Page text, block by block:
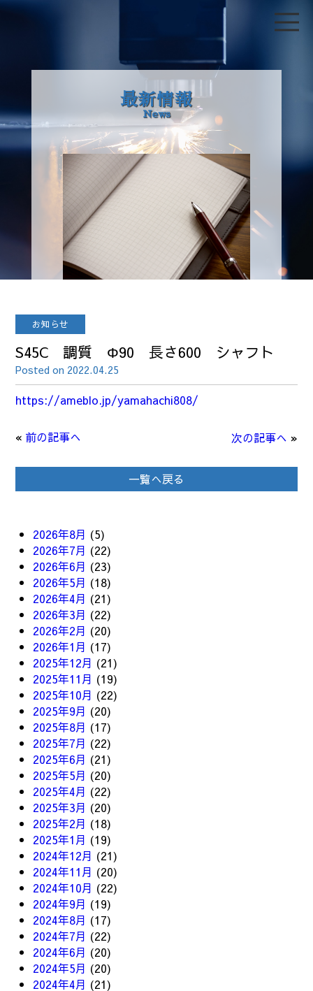
最新情報
News
お知らせ
S45C 調質 Φ90 長さ600 シャフト
Posted on 2022.04.25
https://ameblo.jp/yamahachi808/
« 前の記事へ 次の記事へ »
一覧へ戻る
2026年8月 (5)
2026年7月 (22)
2026年6月 (23)
2026年5月 (18)
2026年4月 (21)
2026年3月 (22)
2026年2月 (20)
2026年1月 (17)
2025年12月 (21)
2025年11月 (19)
2025年10月 (22)
2025年9月 (20)
2025年8月 (17)
2025年7月 (22)
2025年6月 (21)
2025年5月 (20)
2025年4月 (22)
2025年3月 (20)
2025年2月 (18)
2025年1月 (19)
2024年12月 (21)
2024年11月 (20)
2024年10月 (22)
2024年9月 (19)
2024年8月 (17)
2024年7月 (22)
2024年6月 (20)
2024年5月 (20)
2024年4月 (21)